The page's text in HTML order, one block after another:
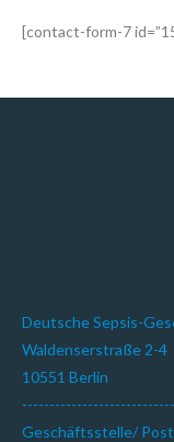
[contact-form-7
Deutsche Sepsis-
Waldenserstraße 2-4
10551 Berlin
Geschäftsstelle/